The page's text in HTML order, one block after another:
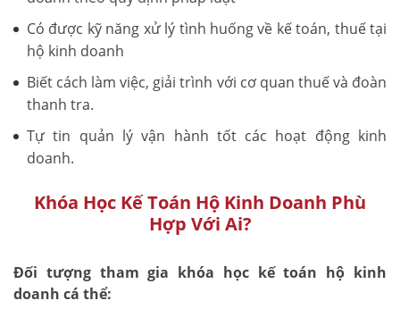
Có được kỹ năng xử lý tình huống về kế toán, thuế tại
hộ kinh doanh
Biết cách làm việc, giải trình với cơ quan thuế và đoàn
thanh tra.
Tự tin quản lý vận hành tốt các hoạt động kinh
doanh.
Khóa Học Kế Toán Hộ Kinh Doanh Phù
Hợp Với Ai?
Đối tượng tham gia khóa học kế toán hộ kinh
doanh cá thể: